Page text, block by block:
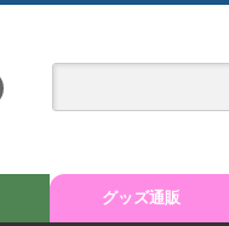
グッズ通販